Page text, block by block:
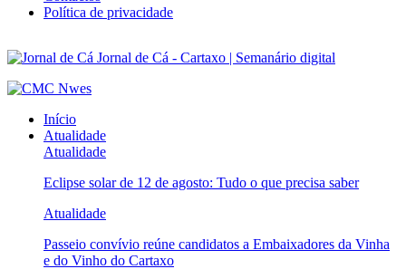
Política de privacidade
Jornal de Cá - Cartaxo | Semanário digital
Início
Atualidade
Atualidade
Eclipse solar de 12 de agosto: Tudo o que precisa saber
Atualidade
Passeio convívio reúne candidatos a Embaixadores da Vinha
e do Vinho do Cartaxo